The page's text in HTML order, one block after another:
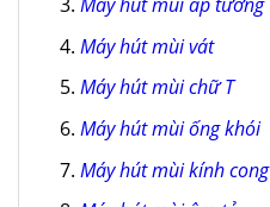
Máy hút mùi vát
Máy hút mùi chữ T
Máy hút mùi ống khói
Máy hút mùi kính cong